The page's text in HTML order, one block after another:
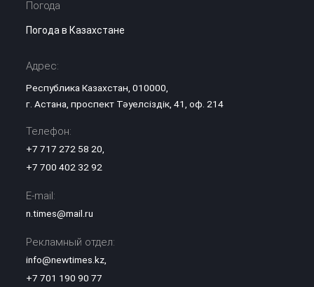
Погода
Погода в Казахстане
Адрес:
Республика Казахстан, 010000,
г. Астана, проспект Тәуелсіздік, 41, оф. 214
Телефон:
+7 717 272 58 20,
+7 700 402 32 92
E-mail:
n.times@mail.ru
Рекламный отдел:
info@newtimes.kz,
+7 701 190 90 77